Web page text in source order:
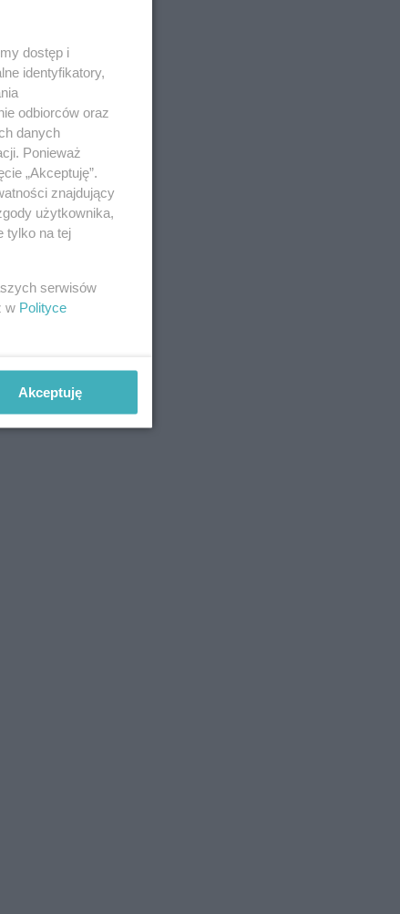
dostęp i
identyfikatory,
odbiorców oraz
danych
Ponieważ
„Akceptuję”.
znajdujący
użytkownika,
tylko na tej
serwisów
w Polityce
Akceptuję